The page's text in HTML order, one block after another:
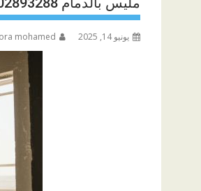
يونيو 14, 2025 mohamed